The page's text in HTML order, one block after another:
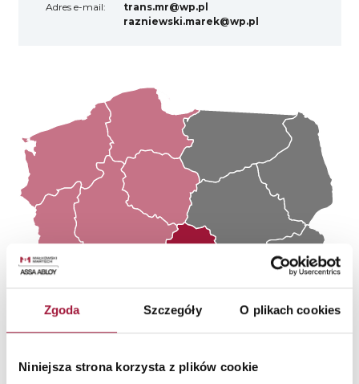
Zgoda Szczegóły O plikach cookies
Niniejsza strona korzysta z plików cookie
Adres e-mail:
trans.mr@wp.pl
razniewski.marek@wp.pl